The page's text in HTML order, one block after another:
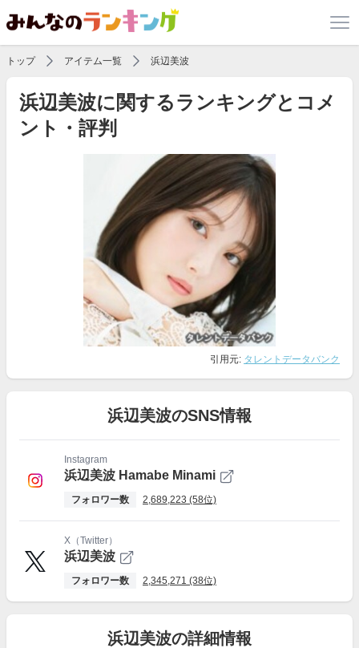
トップ アイテム一覧 浜辺美波
浜辺美波に関するランキングとコメ
ント・評判
引用元: タレントデータバンク
浜辺美波のSNS情報
Instagram
浜辺美波 Hamabe Minami
フォロワー数 2,689,223 (58位)
X（Twitter）
浜辺美波
フォロワー数 2,345,271 (38位)
浜辺美波の詳細情報